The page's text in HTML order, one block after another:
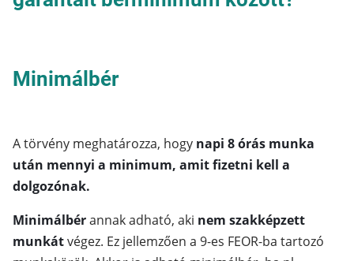
Minimálbér
A törvény meghatározza, hogy napi 8 órás munka
után mennyi a minimum, amit fizetni kell a
dolgozónak.
Minimálbérannak adható, aki nem szakképzett
munkátvégez. Ez jellemzően a 9-es FEOR-ba tartozó